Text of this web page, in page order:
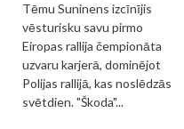
Tēmu Suninens izcīnījis
vēsturisku savu pirmo
Eiropas rallija čempionāta
uzvaru karjerā, dominējot
Polijas rallijā, kas noslēdzās
svētdien. "Škoda"...